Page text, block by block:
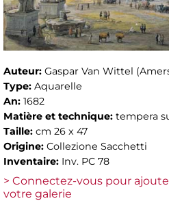
Auteur: Gaspar Van Wittel
Type: Aquarelle
An: 1682
Matière et technique: tempera
Taille: cm 26 x 47
Origine: Collezione Sacchetti
Inventaire: Inv. PC 78
> Connectez-vous pour
votre galerie